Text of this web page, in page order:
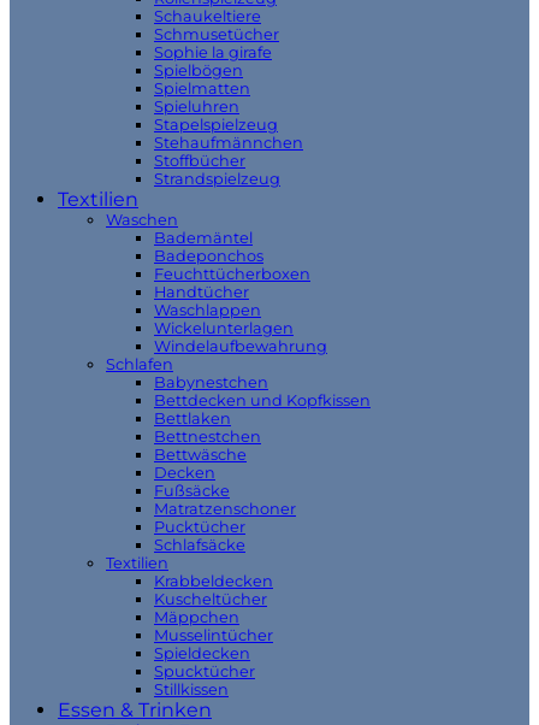
Schaukeltiere
Schmusetücher
Sophie la girafe
Spielbögen
Spielmatten
Spieluhren
Stapelspielzeug
Stehaufmännchen
Stoffbücher
Strandspielzeug
Textilien
Waschen
Bademäntel
Badeponchos
Feuchttücherboxen
Handtücher
Waschlappen
Wickelunterlagen
Windelaufbewahrung
Schlafen
Babynestchen
Bettdecken und Kopfkissen
Bettlaken
Bettnestchen
Bettwäsche
Decken
Fußsäcke
Matratzenschoner
Pucktücher
Schlafsäcke
Textilien
Krabbeldecken
Kuscheltücher
Mäppchen
Musselintücher
Spieldecken
Spucktücher
Stillkissen
Essen & Trinken